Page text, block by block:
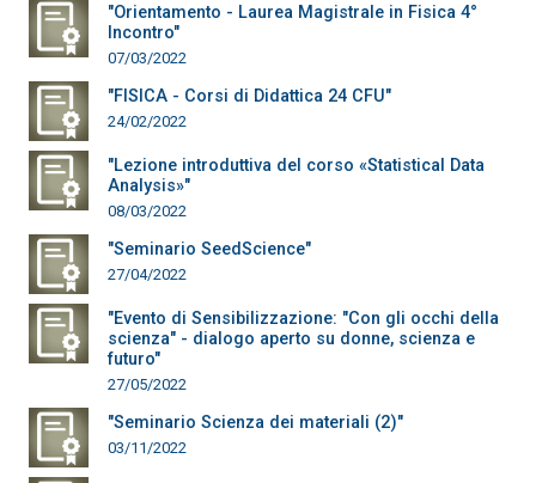
"Orientamento - Laurea Magistrale in Fisica 4°
Incontro"
07/03/2022
"FISICA - Corsi di Didattica 24 CFU"
24/02/2022
"Lezione introduttiva del corso «Statistical Data
Analysis»"
08/03/2022
"Seminario SeedScience"
27/04/2022
"Evento di Sensibilizzazione: "Con gli occhi della
scienza" - dialogo aperto su donne, scienza e
futuro"
27/05/2022
"Seminario Scienza dei materiali (2)"
03/11/2022